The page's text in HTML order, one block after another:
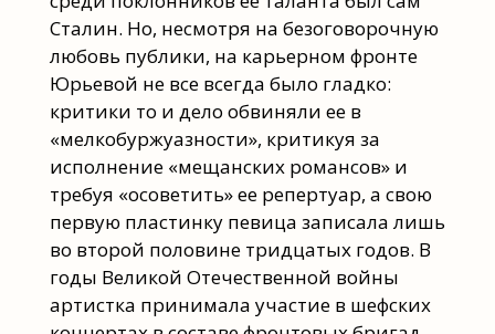
Сталин. Но, несмотря на безоговорочную
любовь публики, на карьерном фронте
Юрьевой не все всегда было гладко:
критики то и дело обвиняли ее в
«мелкобуржуазности», критикуя за
исполнение «мещанских романсов» и
требуя «осоветить» ее репертуар, а свою
первую пластинку певица записала лишь
во второй половине тридцатых годов. В
годы Великой Отечественной войны
артистка принимала участие в шефских